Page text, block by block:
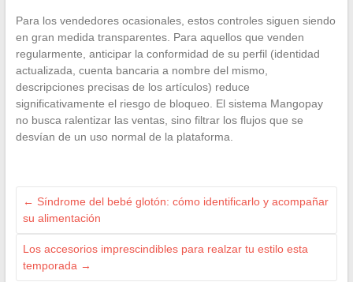
Para los vendedores ocasionales, estos controles siguen siendo
en gran medida transparentes. Para aquellos que venden
regularmente, anticipar la conformidad de su perfil (identidad
actualizada, cuenta bancaria a nombre del mismo,
descripciones precisas de los artículos) reduce
significativamente el riesgo de bloqueo. El sistema Mangopay
no busca ralentizar las ventas, sino filtrar los flujos que se
desvían de un uso normal de la plataforma.
← Síndrome del bebé glotón: cómo identificarlo y acompañar
su alimentación
Los accesorios imprescindibles para realzar tu estilo esta
temporada →